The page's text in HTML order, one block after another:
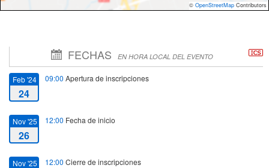
© OpenStreetMap Contributors
FECHAS EN HORA LOCAL DEL EVENTO
Feb '24
24
09:00 Apertura de inscripciones
Nov '25
26
12:00 Fecha de inicio
Nov '25 12:00 Cierre de inscripciones